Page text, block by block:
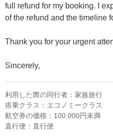
full refund for my booking. I
of the refund and the timeline
Thank you for your urgent
Sincerely,
利用した際の同行者： 家族旅行
搭乗クラス： エコノミークラス
航空券の価格： 100,000円未満
直行便： 直行便